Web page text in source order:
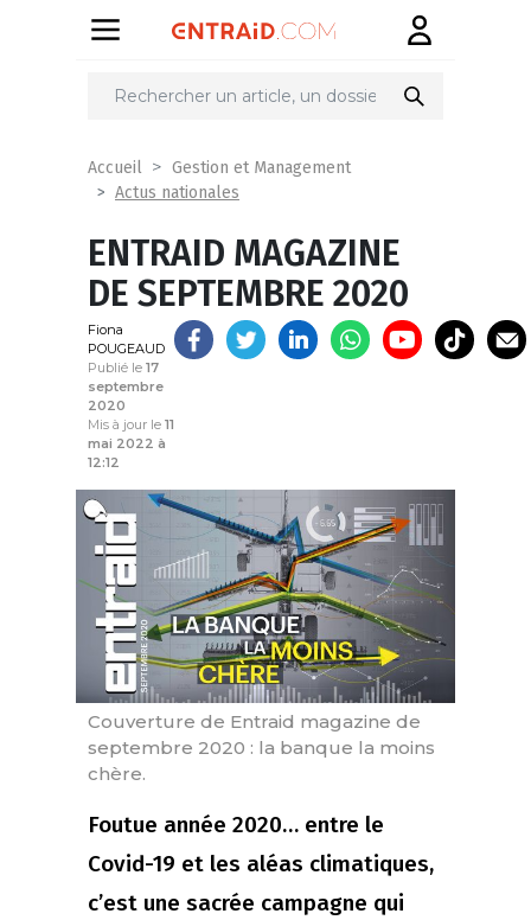
Partager
Accueil
Gestion et Management
Actus nationales
ENTRAID MAGAZINE
DE SEPTEMBRE 2020
Fiona
POUGEAUD
Publié le 17
septembre
2020
Mis à jour le 11
mai 2022 à
12:12
Couverture de Entraid magazine de
septembre 2020 : la banque la moins
chère.
Foutue année 2020… entre le
Covid-19 et les aléas climatiques,
c’est une sacrée campagne qui